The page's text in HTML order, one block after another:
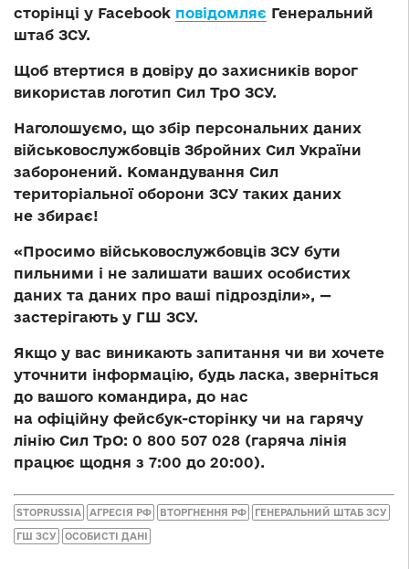
сторінці у Facebook повідомляє Генеральний
штаб ЗСУ.
Щоб втертися в довіру до захисників ворог
використав логотип Сил ТрО ЗСУ.
Наголошуємо, що збір персональних даних
військовослужбовців Збройних Сил України
заборонений. Командування Сил
територіальної оборони ЗСУ таких даних
не збирає!
«Просимо військовослужбовців ЗСУ бути
пильними і не залишати ваших особистих
даних та даних про ваші підрозділи», —
застерігають у ГШ ЗСУ.
Якщо у вас виникають запитання чи ви хочете
уточнити інформацію, будь ласка, зверніться
до вашого командира, до нас
на офіційну фейсбук-сторінку чи на гарячу
лінію Сил ТрО: 0 800 507 028 (гаряча лінія
працює щодня з 7:00 до 20:00).
STOPRUSSIA АГРЕСІЯ РФ ВТОРГНЕННЯ РФ ГЕНЕРАЛЬНИЙ ШТАБ ЗСУ
ГШ ЗСУ ОСОБИСТІ ДАНІ